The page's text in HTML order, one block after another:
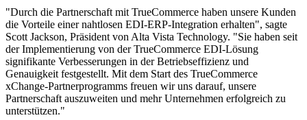
"Durch die Partnerschaft mit TrueCommerce haben unsere Kunden
die Vorteile einer nahtlosen EDI-ERP-Integration erhalten", sagte
Scott Jackson, Präsident von Alta Vista Technology. "Sie haben seit
der Implementierung von der TrueCommerce EDI-Lösung
signifikante Verbesserungen in der Betriebseffizienz und
Genauigkeit festgestellt. Mit dem Start des TrueCommerce
xChange-Partnerprogramms freuen wir uns darauf, unsere
Partnerschaft auszuweiten und mehr Unternehmen erfolgreich zu
unterstützen."